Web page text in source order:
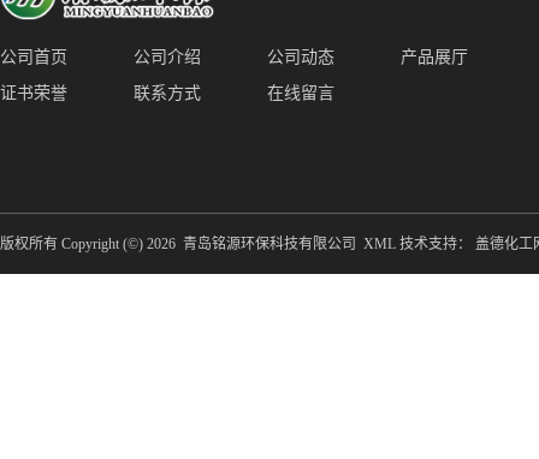
公司首页 公司介绍 公司动态
产品展厅
证书荣誉
联系方式 在线留言
版权所有 Copyright (©) 2026 青岛铭源环保科技有限公司 XML 技术支持： 盖德化工